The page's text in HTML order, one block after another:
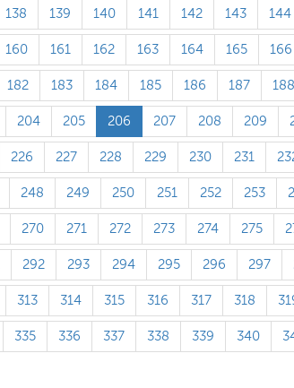
138 139 140 141 142 143 144
160 161 162 163 164 165 166
182 183 184 185 186 187 188
204 205 206 207 208 209
226 227 228 229 230 231
248 249 250 251 252 253
270 271 272 273 274 275
292 293 294 295 296 297
313 314 315 316 317 318
335 336 337 338 339 340